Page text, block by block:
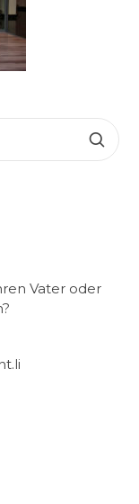
Vater oder